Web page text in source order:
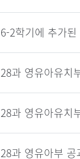
6-2학기에 추가
28과 영유아유치
28과 영유아유치
28과 영유아부